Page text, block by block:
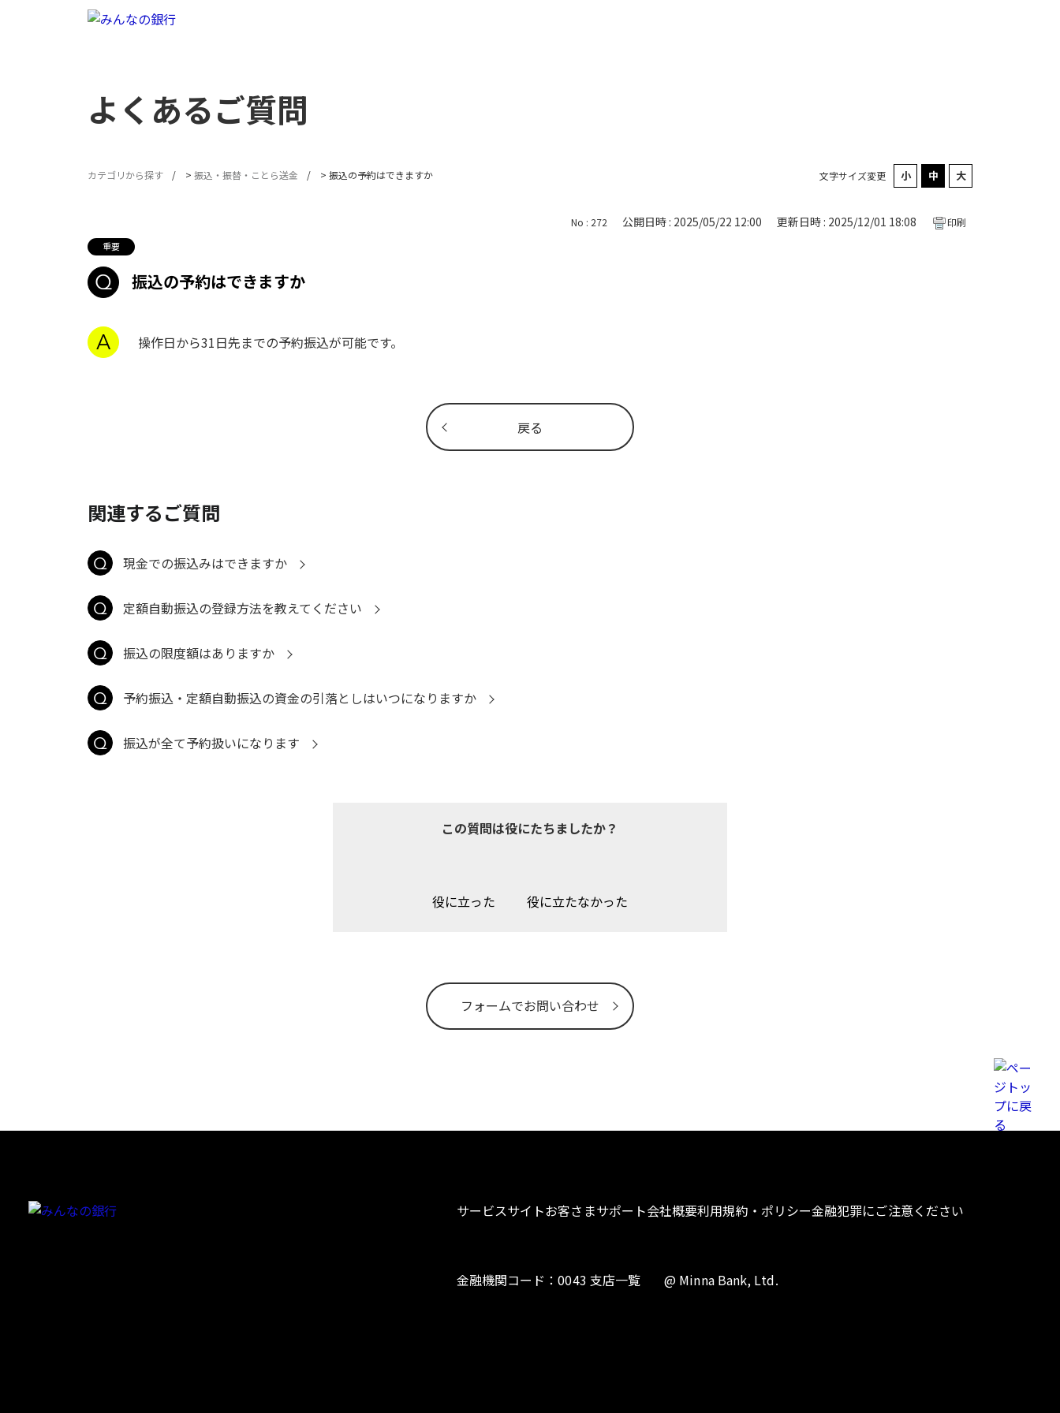
よくあるご質問
文字サイズ変更
カテゴリから探す > 振込・振替・ことら送金 > 振込の予約はできますか
戻る
No : 272 公開日時 : 2025/05/22 12:00 更新日時 : 2025/12/01 18:08 印刷
振込の予約はできますか
操作日から31日先までの予約振込が可能です。
関連するご質問
現金での振込みはできますか
定額自動振込の登録方法を教えてください
振込の限度額はありますか
予約振込・定額自動振込の資金の引落としはいつになりますか
振込が全て予約扱いになります
この質問は役にたちましたか？
役に立った 役に立たなかった
フォームでお問い合わせ
サービスサイトお客さまサポート会社概要利用規約・ポリシー金融犯罪にご注意ください
金融機関コード：0043 支店一覧 @ Minna Bank, Ltd.